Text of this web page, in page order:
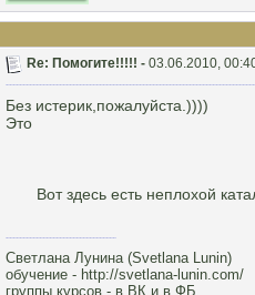
Re: Помогите!!!!! - 03.06.2010,
Без истерик,пожалуйста.))))
Это
Вот здесь есть неплохой
Светлана Лунина (Svetlana Lunin)
обучение - http://svetlana-lunin.com/
группы курсов - в ВК и в ФБ